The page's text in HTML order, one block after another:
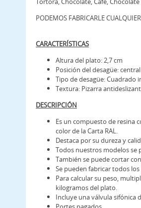
PODEMOS FABRICARLE
CARACTERÍSTICAS
Altura del plato: 2,7 cm
Posición del desagüe: central
Tipo de desagüe: Cuadrado
Textura: Pizarra
DESCRIPCIÓN
Es un compuesto de resina
color de la Carta RAL.
Destaca por su dureza y
Todos nuestros modelos se
También se puede cortar
Se pueden fabricar todos
Para calcular su peso,
kilogramos del plato.
Incluye una válvula sifónica